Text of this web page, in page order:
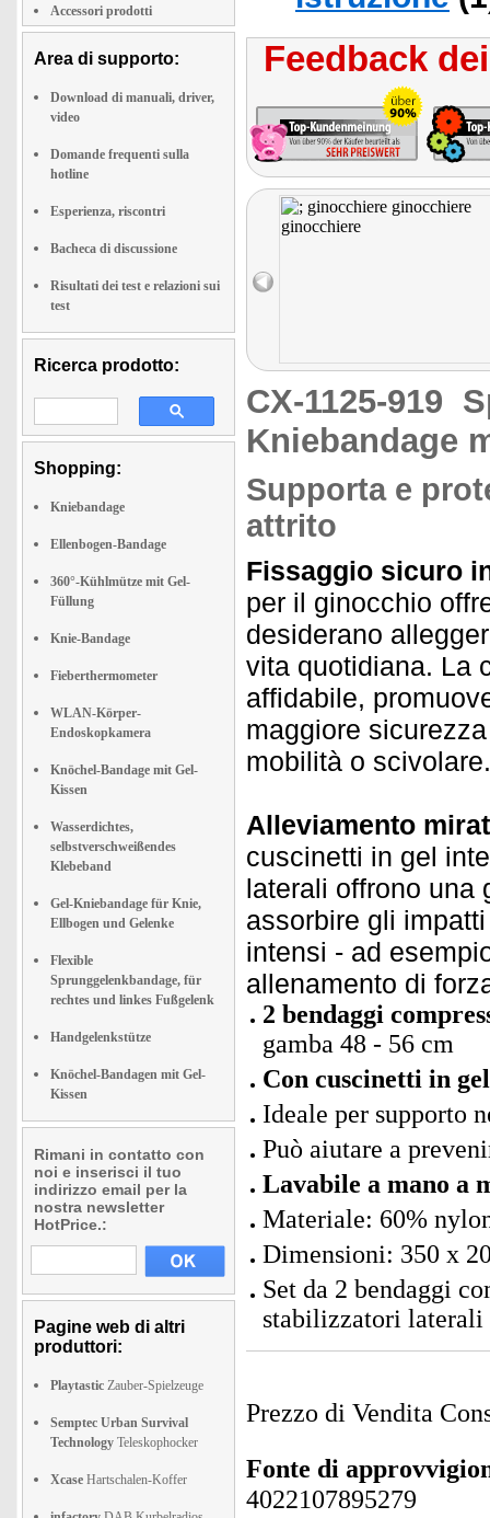
Accessori prodotti
Area di supporto:
Download di manuali, driver,
video
Domande frequenti sulla
hotline
Esperienza, riscontri
Bacheca di discussione
Risultati dei test e relazioni sui
test
Ricerca prodotto:
Shopping:
Kniebandage
Ellenbogen-Bandage
360°-Kühlmütze mit Gel-
Füllung
Knie-Bandage
Fieberthermometer
WLAN-Körper-
Endoskopkamera
Knöchel-Bandage mit Gel-
Kissen
Wasserdichtes,
selbstverschweißendes
Klebeband
Gel-Kniebandage für Knie,
Ellbogen und Gelenke
Flexible
Sprunggelenkbandage, für
rechtes und linkes Fußgelenk
Handgelenkstütze
Knöchel-Bandagen mit Gel-
Kissen
Rimani in contatto con
noi e inserisci il tuo
indirizzo email per la
nostra newsletter
HotPrice.:
Pagine web di altri
produttori:
Playtastic Zauber-Spielzeuge
Semptec Urban Survival
Technology Teleskophocker
Xcase Hartschalen-Koffer
Feedback
CX-1125-919
Kniebandage
Supporta e
attrito
Fissaggio sicuro
per il ginocchio
desiderano
vita quotidiana. La
affidabile,
maggiore
mobilità o scivolare.
Alleviamento
cuscinetti in gel
laterali offrono una
assorbire gli
intensi - ad
allenamento di
2 bendaggi
gamba 48 - 56 cm
Con cuscinetti in
Ideale per supporto
Può aiutare a
Lavabile a mano a
Materiale: 60%
Dimensioni: 350 x
Set da 2 bendaggi
stabilizzatori laterali
Prezzo di Vendita
Fonte di
4022107895279